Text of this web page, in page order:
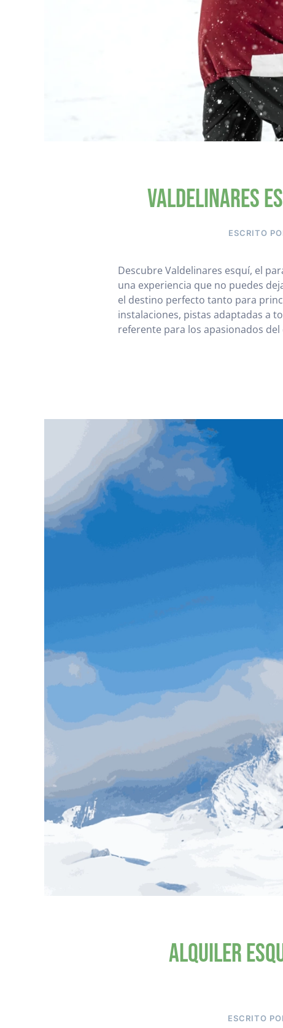
Valdelinares
ESCRITO
Descubre Valdelinares esquí, el
una experiencia que no puedes
el destino perfecto tanto para
instalaciones, pistas adaptadas a
referente para los apasionados del
Alquiler
ESCRITO